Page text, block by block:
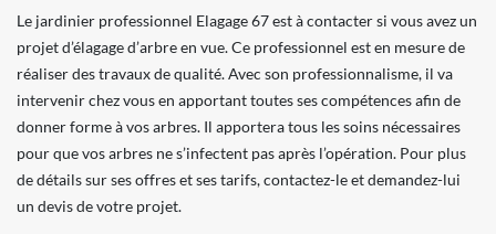
Le jardinier professionnel Elagage 67 est à contacter si vous avez un
projet d’élagage d’arbre en vue. Ce professionnel est en mesure de
réaliser des travaux de qualité. Avec son professionnalisme, il va
intervenir chez vous en apportant toutes ses compétences afin de
donner forme à vos arbres. Il apportera tous les soins nécessaires
pour que vos arbres ne s’infectent pas après l’opération. Pour plus
de détails sur ses offres et ses tarifs, contactez-le et demandez-lui
un devis de votre projet.